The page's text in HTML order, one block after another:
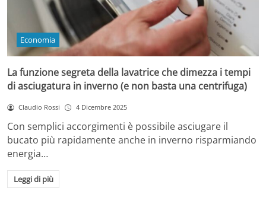
Economia
La funzione segreta della lavatrice che dimezza i tempi
di asciugatura in inverno (e non basta una centrifuga)
Claudio Rossi 4 Dicembre 2025
Con semplici accorgimenti è possibile asciugare il
bucato più rapidamente anche in inverno risparmiando
energia…
Leggi di più